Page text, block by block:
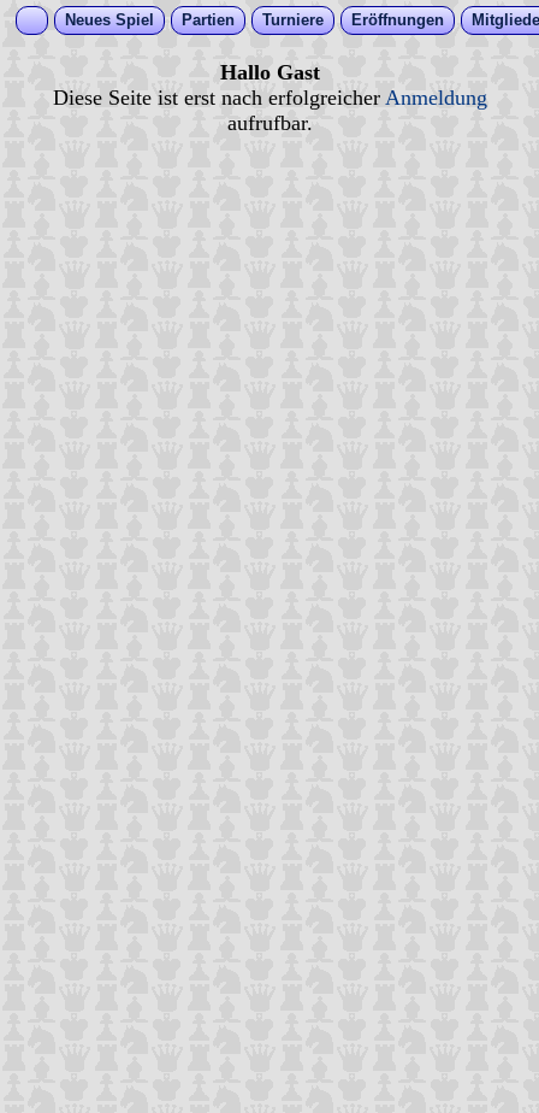
Neues Spiel Partien Turniere Eröffnungen
Hallo Gast
Diese Seite ist erst nach erfolgreicher Anmeldung
aufrufbar.